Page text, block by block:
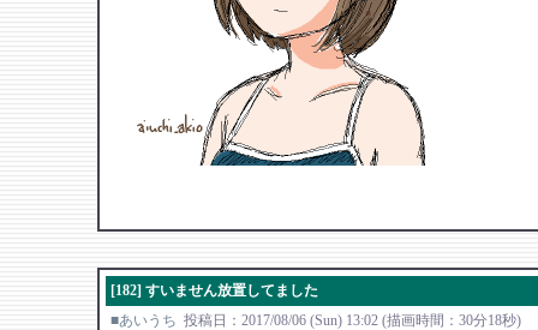
[182] すいません放置してました
■あいうち 投稿日：2017/08/06 (Sun) 13:02 (描画時間：30分18秒)